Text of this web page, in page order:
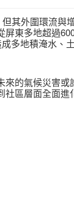
其外圍環流與
東多地超過
多地積淹水、
的氣候災害
區層面全面